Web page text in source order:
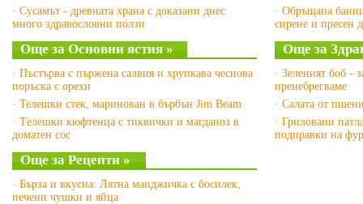
· Сусамът - древната храна с доказани днес
много здравословни ползи
· Обръщана
сирене и пресен
Още за Основни ястия »
· Пъстърва с пържена салвия и хрупкава чеснова
поръска с орехи
· Телешки стек, маринован в бърбън Jim Beam
· Tелешки кюфтенца с тиквички и магданоз в
доматен сос
Още за
· Зеленият боб -
пренебрегваме
· Салата от
· Гриловани
подправки на
Още за Рецепти »
· Бърза и вкусна: Лятна манджичка с босилек,
печени чушки и яйца